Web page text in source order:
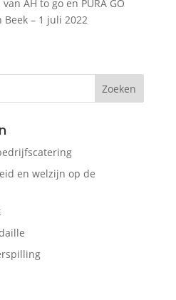
AH to go en PURA GO
Beek – 1 juli 2022
en welzijn op de